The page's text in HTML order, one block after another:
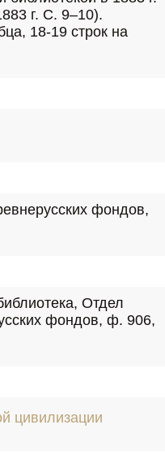
г. С. 9–10).
18-19 строк на
фондов,
Отдел
фондов, ф. 906,
цивилизации